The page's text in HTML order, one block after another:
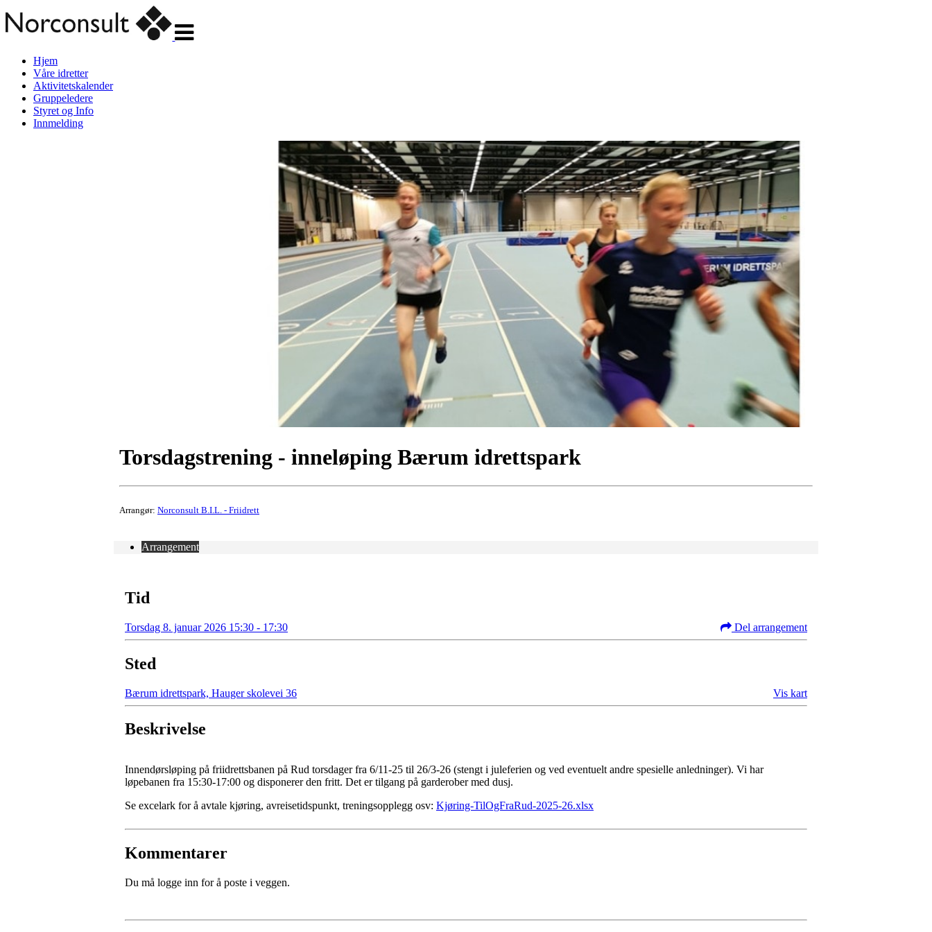
navigasjon
Hjem
Våre idretter
Aktivitetskalender
Gruppeledere
Styret og Info
Innmelding
Torsdagstrening - inneløping Bærum idrettspark
Arrangør: Norconsult B.I.L. - Friidrett
Arrangement
Tid
Torsdag 8. januar 2026 15:30 - 17:30 Del arrangement
Sted
Bærum idrettspark, Hauger skolevei 36 Vis kart
Beskrivelse
Innendørsløping på friidrettsbanen på Rud torsdager fra 6/11-25 til 26/3-26 (stengt i juleferien og ved eventuelt andre spesielle anledninger). Vi har
løpebanen fra 15:30-17:00 og disponerer den fritt. Det er tilgang på garderober med dusj.
Se excelark for å avtale kjøring, avreisetidspunkt, treningsopplegg osv: Kjøring-TilOgFraRud-2025-26.xlsx
Kommentarer
Du må logge inn for å poste i veggen.